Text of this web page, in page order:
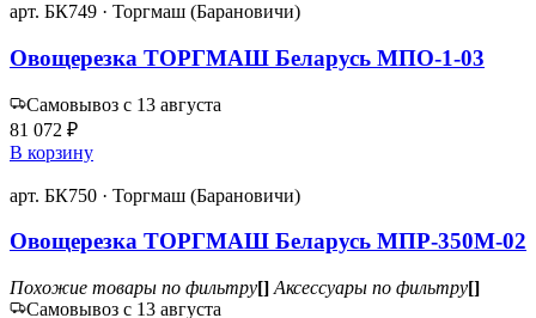
арт. БК749 · Торгмаш (Барановичи)
Овощерезка ТОРГМАШ Беларусь МПО-1-03
Самовывоз с 13 августа
81 072 ₽
В корзину
арт. БК750 · Торгмаш (Барановичи)
Овощерезка ТОРГМАШ Беларусь МПР-350М-02
Похожие товары по фильтру[] Аксессуары по фильтру[]
Самовывоз с 13 августа